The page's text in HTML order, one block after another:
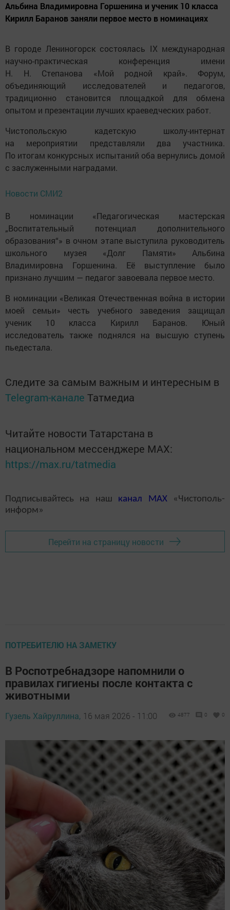
Альбина Владимировна Горшенина и ученик 10 класса
Кирилл Баранов заняли первое место в номинациях
В городе Лениногорск состоялась IX международная
научно-практическая конференция имени
Н. Н. Степанова «Мой родной край». Форум,
объединяющий исследователей и педагогов,
традиционно становится площадкой для обмена
опытом и презентации лучших краеведческих работ.
Чистопольскую кадетскую школу-интернат
на мероприятии представляли два участника.
По итогам конкурсных испытаний оба вернулись домой
с заслуженными наградами.
Новости СМИ2
В номинации «Педагогическая мастерская
„Воспитательный потенциал дополнительного
образования“» в очном этапе выступила руководитель
школьного музея «Долг Памяти» Альбина
Владимировна Горшенина. Её выступление было
признано лучшим — педагог завоевала первое место.
В номинации «Великая Отечественная война в истории
моей семьи» честь учебного заведения защищал
ученик 10 класса Кирилл Баранов. Юный
исследователь также поднялся на высшую ступень
пьедестала.
Следите за самым важным и интересным в
Telegram-канале Татмедиа
Читайте новости Татарстана в
национальном мессенджере MАХ:
https://max.ru/tatmedia
Подписывайтесь на наш канал MAX«Чистополь-
информ»
Перейти на страницу новости
ПОТРЕБИТЕЛЮ НА ЗАМЕТКУ
В Роспотребнадзоре напомнили о
правилах гигиены после контакта с
животными
Гузель Хайруллина, 16 мая 2026 - 11:00 4877 0 0